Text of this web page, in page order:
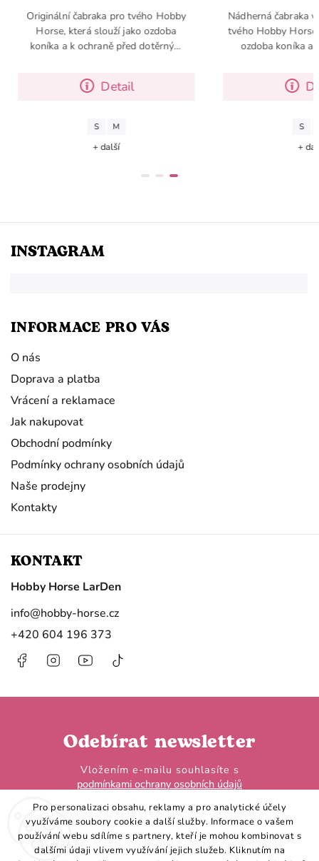
Pro personalizaci obsahu, reklamy a pro analytické účely
využíváme soubory cookie a další služby. Informace o vašem
používání webu sdílíme s partnery, kteří je mohou kombinovat s
dalšími údaji vlivem využívání jejich služeb. Kliknutím na
pro tvého Hobby
jako ozdoba
před dotěrným
Nádherná čabraka v barvě Malina pro
tvého Hobby Horse, která slouží jako
ozdoba koníka a k ochraně před
INSTAGRAM
Odebírat newsletter
Vložením e-mailu souhlasíte s
podmínkami ochrany osobních údajů
INFORMACE PRO VÁS
O nás
Doprava a platba
Vrácení a reklamace
Jak nakupovat
Obchodní podmínky
Podmínky ochrany osobních údajů
Naše prodejny
Kontakty
KONTAKT
Hobby Horse LarDen
info@hobby-horse.cz
+420 604 196 373
FacebookInstagramhttps://www.youtube.com/